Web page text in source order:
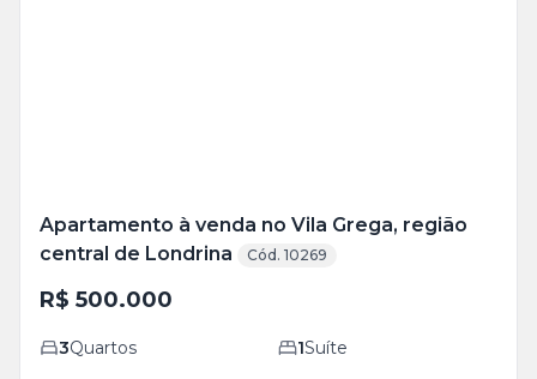
Apartamento à venda no Vila Grega, região
central de Londrina
Cód. 10269
R$ 500.000
3Quartos 1Suíte